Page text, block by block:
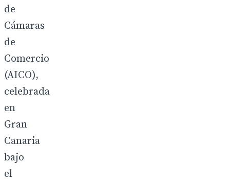
de
Cámaras
de
Comercio
(AICO),
celebrada
en
Gran
Canaria
bajo
el